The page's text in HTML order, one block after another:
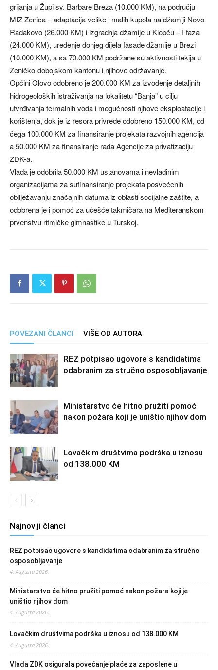
grijanja u Župi sv. Barbare Breza (10.000 KM), na području
MIZ Zenica – adaptacija velike i malih kupola na džamiji Novo
Radakovo (26.000 KM) i izgradnja džamije u Klopču – I faza
(24.000 KM), uređenje donjeg dijela fasade džamije u Brezi
(10.000 KM), a sa 70.000 KM podržane su aktivnosti tekija u
Zeničko-dobojskom kantonu i njihovo održavanje.
Općini Olovo odobreno je 200.000 KM za izvođenje detaljnih
hidrogeoloških istraživanja na lokalitetu “Banja” u cilju
utvrđivanja termalnih voda i mogućnosti njhove eksploatacije i
korištenja, dok je iz resora privrede odobreno 150.000 KM, od
čega 100.000 KM za finansiranje projekata razvojnih agencija
a 50.000 KM za finansiranje rada Agencije za privatizaciju
ZDK-a.
Vlada je odobrila 50.000 KM ustanovama i nevladinim
organizacijama za sufinansiranje projekata posvećenih
obilježavanju značajnih datuma iz oblasti socijalne zaštite, a
odobrena je i pomoć za učešće takmičara na Mediteranskom
prvenstvu ritmičke gimnastike u Turskoj.
POVEZANI ČLANCI VIŠE OD AUTORA
REZ potpisao ugovore s kandidatima
odabranim za stručno osposobljavanje
Ministarstvo će hitno pružiti pomoć
nakon požara koji je uništio njihov dom
Lovačkim društvima podrška u iznosu
od 138.000 KM
Najnoviji članci
REZ potpisao ugovore s kandidatima odabranim za stručno
osposobljavanje
4. Augusta 2026.
Ministarstvo će hitno pružiti pomoć nakon požara koji je
uništio njihov dom
4. Augusta 2026.
Lovačkim društvima podrška u iznosu od 138.000 KM
4. Augusta 2026.
Vlada ZDK osigurala povećanje plaće za zaposlene u